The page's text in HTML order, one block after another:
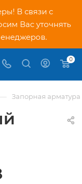
В связи с
Вас уточнять
0
Запорная арматура